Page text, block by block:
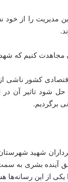
را از خود
کنیم که
اقتصادی کشور
حل شود تاثیر آن
برگردیم.
شهید شهرستان
از این رسانه‌ها